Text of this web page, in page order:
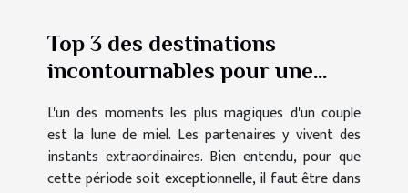
Top 3 des destinations
incontournables pour une
L'un des moments les plus magiques d'un couple
est la lune de miel. Les partenaires y vivent des
instants extraordinaires. Bien entendu, pour que
cette période soit exceptionnelle, il faut être dans